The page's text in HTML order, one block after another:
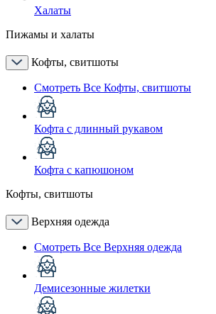
Халаты
Пижамы и халаты
Кофты, свитшоты
Смотреть Все Кофты, свитшоты
Кофта с длинный рукавом
Кофта с капюшоном
Кофты, свитшоты
Верхняя одежда
Смотреть Все Верхняя одежда
Демисезонные жилетки